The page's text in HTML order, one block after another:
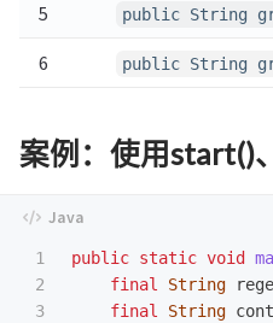
5 public String
6 public String
案例：使用start()
1
2
3
public static void
final
String
final
String